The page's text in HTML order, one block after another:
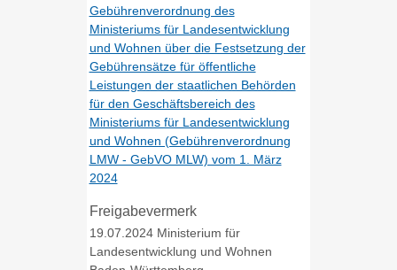
Gebührenverordnung des
Ministeriums für Landesentwicklung
und Wohnen über die Festsetzung der
Gebührensätze für öffentliche
Leistungen der staatlichen Behörden
für den Geschäftsbereich des
Ministeriums für Landesentwicklung
und Wohnen (Gebührenverordnung
LMW - GebVO MLW) vom 1. März
2024
Freigabevermerk
19.07.2024 Ministerium für
Landesentwicklung und Wohnen